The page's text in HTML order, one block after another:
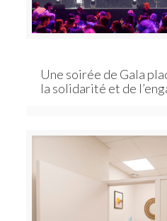
Une soirée de Gala
la solidarité et de